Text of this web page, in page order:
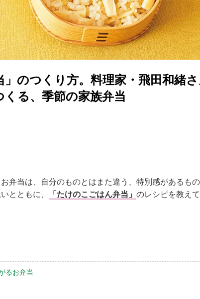
のつくり方。料理家・飛田和緒
る、季節の家族弁当
弁当は、自分のものとはまた違う、特別感があるも
とともに、 「たけのこごはん弁当」 のレシピを教え
るお弁当